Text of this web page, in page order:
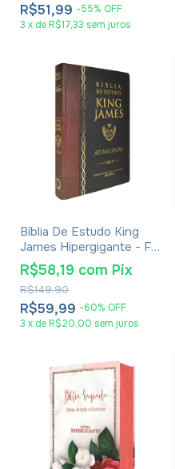
R$51,99 -55% OFF
3 x de R$17,33 sem juros
Bíblia De Estudo King
James Hipergigante - Full
Color - Capa Dura Bicolor
R$59,99 -60% OFF
R$149,90
R$58,19 com Pix
3 x de R$20,00 sem juros